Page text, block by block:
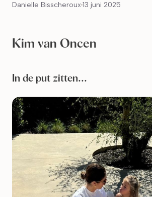
Danielle Bisscheroux13 juni 2025
Kim van Oncen
In de put zitten...